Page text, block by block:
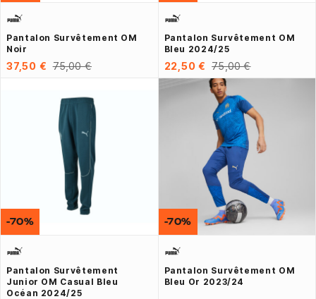
Pantalon Survêtement OM
Noir
37,50 € 75,00 €
Pantalon Survêtement OM
Bleu 2024/25
22,50 € 75,00 €
Pantalon Survêtement
Junior OM Casual Bleu
Océan 2024/25
-70%
Pantalon Survêtement OM
Bleu Or 2023/24
-70%